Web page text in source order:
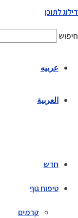
דילוג לתוכן
חיפוש
عربيه
العربية
חדש
טיפוח גוף
קרמים